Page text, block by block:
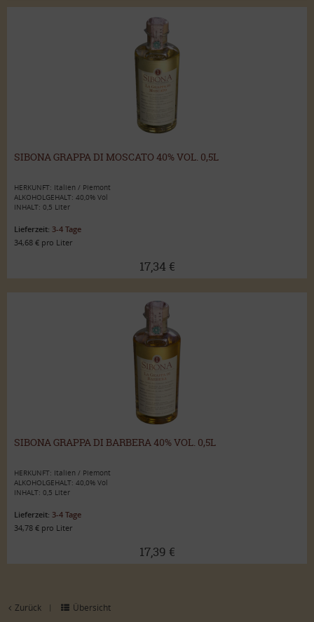
SIBONA GRAPPA DI MOSCATO 40% VOL. 0,5L
HERKUNFT: Italien / Piemont
ALKOHOLGEHALT: 40,0% Vol
INHALT: 0,5 Liter
Lieferzeit: 3-4 Tage
34,68 € pro Liter
17,34 €
SIBONA GRAPPA DI BARBERA 40% VOL. 0,5L
HERKUNFT: Italien / Piemont
ALKOHOLGEHALT: 40,0% Vol
INHALT: 0,5 Liter
Lieferzeit: 3-4 Tage
34,78 € pro Liter
17,39 €
Zurück | Übersicht